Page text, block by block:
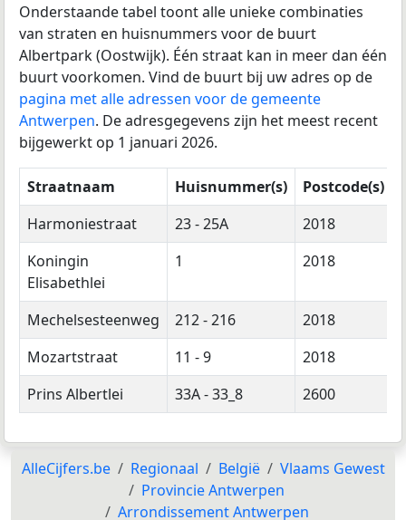
Onderstaande tabel toont alle unieke combinaties
van straten en huisnummers voor de buurt
Albertpark (Oostwijk). Één straat kan in meer dan één
buurt voorkomen. Vind de buurt bij uw adres op de
pagina met alle adressen voor de gemeente
Antwerpen. De adresgegevens zijn het meest recent
bijgewerkt op 1 januari 2026.
Straatnaam Huisnummer(s)
Postcode(s)
Harmoniestraat
23 - 25A
2018
Koningin
Elisabethlei
1 2018
Mechelsesteenweg 212 - 216
2018
Mozartstraat
11 - 9
2018
Prins Albertlei
33A - 33_8 2600
AlleCijfers.be Regionaal België
Vlaams Gewest
Provincie Antwerpen
Arrondissement Antwerpen